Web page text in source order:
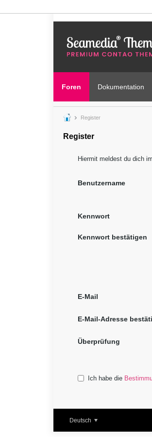
Foren Dokumentation
Register
Register
Hiermit meldest du dich
Benutzername
Kennwort
Kennwort bestätigen
E-Mail
E-Mail-Adresse
Überprüfung
Ich habe die
Deutsch